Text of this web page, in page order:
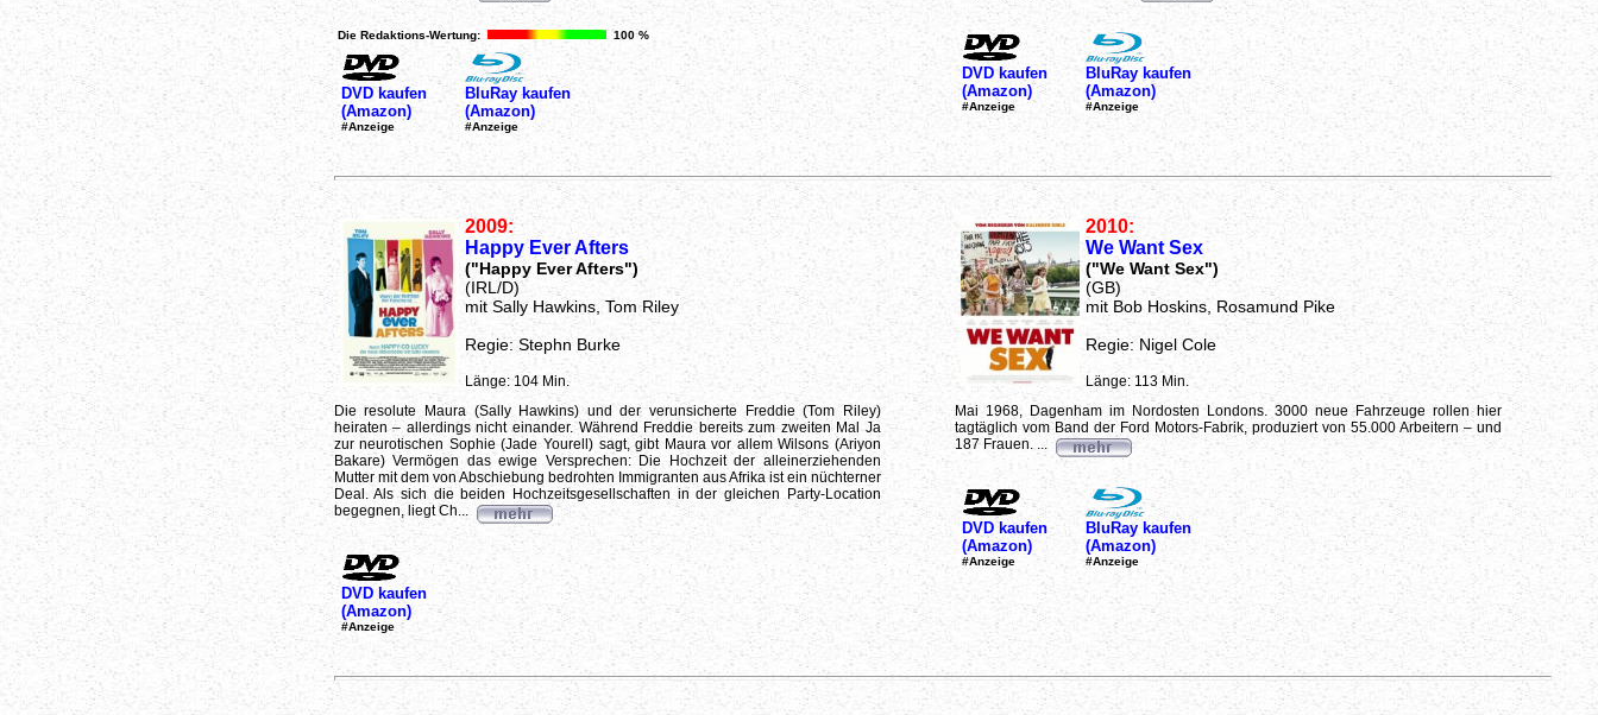
Die Redaktions-Wertung: 100 %
DVD kaufen
(Amazon)
#Anzeige
BluRay kaufen
(Amazon)
#Anzeige
DVD kaufen
(Amazon)
#Anzeige
BluRay kaufen
(Amazon)
#Anzeige
2009:
Happy Ever Afters
("Happy Ever Afters")
(IRL/D)
mit Sally Hawkins, Tom Riley
Regie: Stephn Burke
Länge: 104 Min.
Die resolute Maura (Sally Hawkins) und der verunsicherte Freddie (Tom Riley)
heiraten – allerdings nicht einander. Während Freddie bereits zum zweiten Mal Ja
zur neurotischen Sophie (Jade Yourell) sagt, gibt Maura vor allem Wilsons (Ariyon
Bakare) Vermögen das ewige Versprechen: Die Hochzeit der alleinerziehenden
Mutter mit dem von Abschiebung bedrohten Immigranten aus Afrika ist ein nüchterner
Deal. Als sich die beiden Hochzeitsgesellschaften in der gleichen Party-Location
begegnen, liegt Ch...
DVD kaufen
(Amazon)
#Anzeige
2010:
We Want Sex
("We Want Sex")
(GB)
mit Bob Hoskins, Rosamund Pike
Regie: Nigel Cole
Länge: 113 Min.
Mai 1968, Dagenham im Nordosten Londons. 3000 neue Fahrzeuge rollen hier
tagtäglich vom Band der Ford Motors-Fabrik, produziert von 55.000 Arbeitern – und
187 Frauen. ...
DVD kaufen
(Amazon)
#Anzeige
BluRay kaufen
(Amazon)
#Anzeige